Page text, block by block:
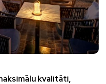
kvalitāti,